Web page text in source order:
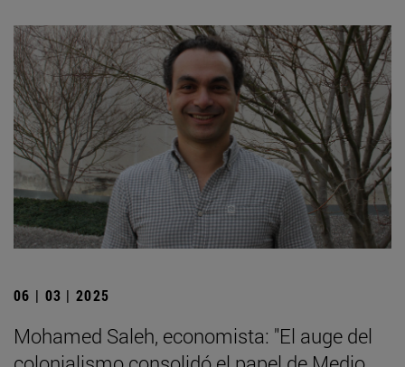
06 | 03 | 2025
Mohamed Saleh, economista: "El auge del